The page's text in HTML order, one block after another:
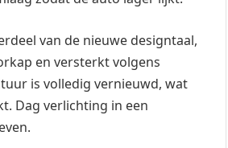
van de nieuwe designtaal,
en versterkt volgens
is volledig vernieuwd, wat
Dag verlichting in een